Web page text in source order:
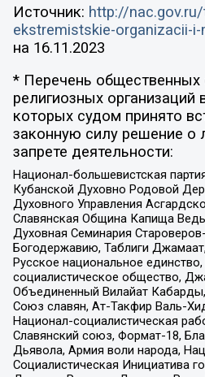
Источник: http://
ekstremistskie-organizacii-i-
на 16.11.2023
* Перечень общественных
религиозных организаций
которых судом принято
законную силу решение о
запрете деятельности:
Национал-большевистская
Кубанской Духовно Родовой
Духовного Управления
Славянская Община Капища
Духовная Семинария
Богодержавию, Таблиги
Русское национальное
социалистическое общество,
Объединенный Вилайат
Союз славян, Ат-Такфир Валь-
Национал-социалистическая
Славянский союз, Формат-18,
Дьявола, Армия воли народа,
Социалистическая Инициатива